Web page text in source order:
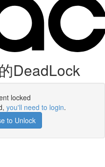
DeadLock
locked
you'll need to login.
to Unlock